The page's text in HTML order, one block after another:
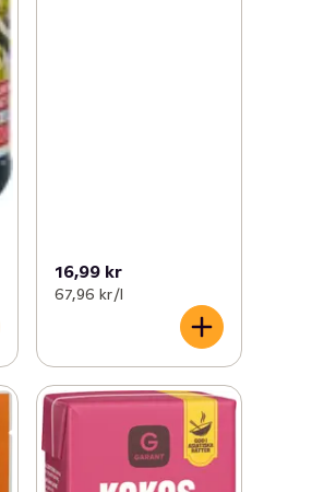
16,99 kr
67,96 kr /l